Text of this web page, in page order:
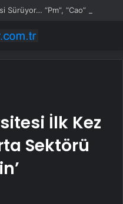
İlk Kez
Sektörü